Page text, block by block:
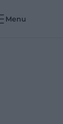
Menu